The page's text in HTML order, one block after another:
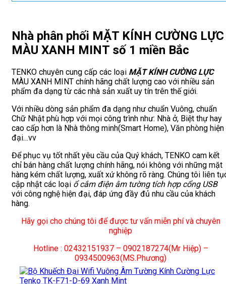
Nhà phân phối MẶT KÍNH CƯỜNG LỰC
MÀU XANH MINT số 1 miền Bắc
TENKO chuyên cung cấp các loại MẶT KÍNH CƯỜNG LỰC
MÀU XANH MINT chính hãng chất lượng cao với nhiều sản
phẩm đa dạng từ các nhà sản xuất uy tín trên thế giới.
Với nhiều dòng sản phẩm đa dạng như chuẩn Vuông, chuẩn
Chữ Nhật phù hợp với mọi công trình như: Nhà ở, Biệt thự hay
cao cấp hơn là Nhà thông minh(Smart Home), Văn phòng hiện
đại…vv
Để phục vụ tốt nhất yêu cầu của Quý khách, TENKO cam kết
chỉ bán hàng chất lượng chính hãng, nói không với những mặt
hàng kém chất lượng, xuất xứ không rõ ràng. Chúng tôi liên
cập nhật các loại ổ cắm điện âm tường tích hợp cổng USB
với công nghệ hiện đại, đáp ứng đầy đủ nhu cầu của khách
hàng.
Hãy gọi cho chúng tôi để được tư vấn miễn phí và chuyên
nghiệp
Hotline : 02432151937 – 0902187274(Mr Hiệp) –
0934500963(MS.Phương)